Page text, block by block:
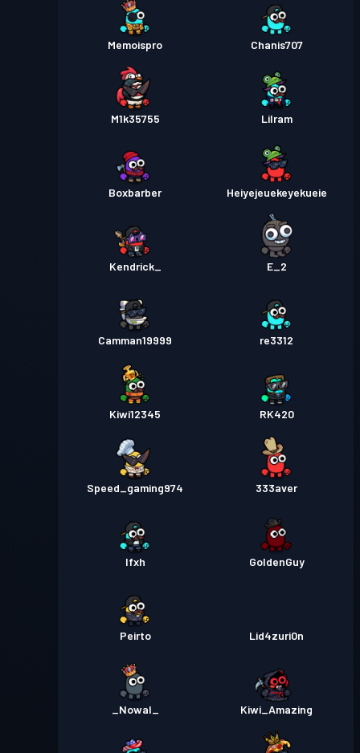
Memoispro Chanis707
M1k35755 Lilram
Boxbarber Heiyejeuekeyekueie
Kendrick_ E_2
Camman19999 re3312
Kiwi12345 RK420
Speed_gaming974 333aver
Ifxh GoldenGuy
Peirto Lid4zuri0n
_Nowal_ Kiwi_Amazing